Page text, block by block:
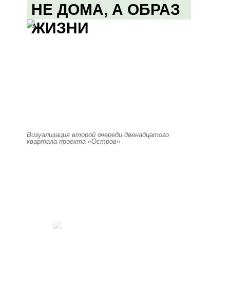
НЕ ДОМА, А ОБРАЗ
ЖИЗНИ
Визуализация второй очереди двенадцатого
квартала проекта «Остров»